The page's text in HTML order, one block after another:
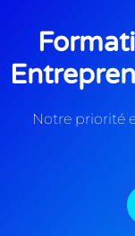
Notre priorité